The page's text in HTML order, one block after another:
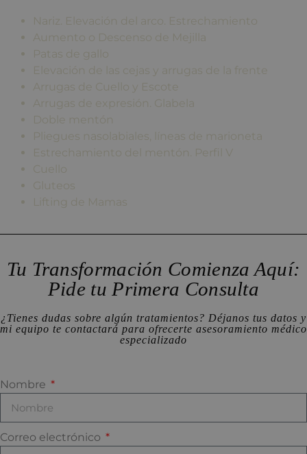
Nariz. Elevación del arco. Estrechamiento
Aumento o Descenso de Mejilla
Patas de gallo
Elevación de las cejas y arrugas de la frente
Arrugas de Cuello y Escote
Arrugas de expresión. Glabela
Doble mentón
Pliegues nasolabiales, líneas de marioneta
Estrechamiento del mentón. Perfil V
Cuello
Gluteos
Lifting de Mamas
Tu Transformación Comienza Aquí:
Pide tu Primera Consulta
¿Tienes dudas sobre algún tratamientos? Déjanos tus datos y
mi equipo te contactará para ofrecerte asesoramiento médico
especializado
Nombre
Correo electrónico